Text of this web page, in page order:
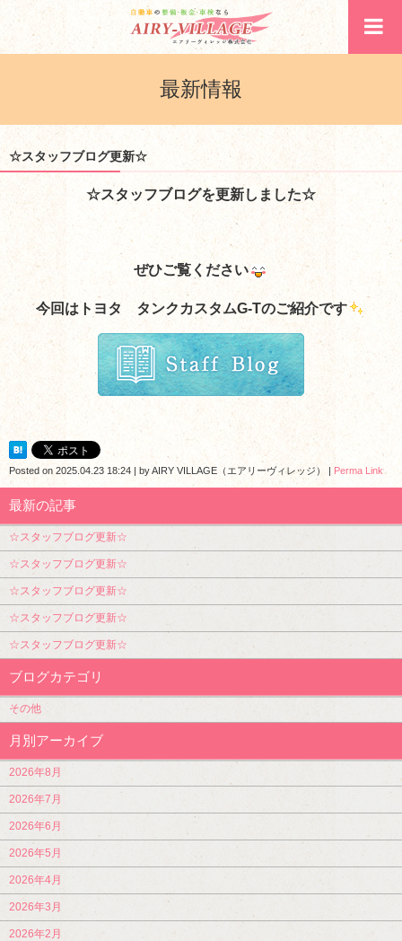
最新情報
☆スタッフブログ更新☆
☆スタッフブログを更新しました☆
ぜひご覧ください
今回はトヨタ タンクカスタムG-Tのご紹介です
Posted on 2025.04.23 18:24 | byAIRY VILLAGE（エアリーヴィレッジ） | Perma Link
最新の記事
☆スタッフブログ更新☆
☆スタッフブログ更新☆
☆スタッフブログ更新☆
☆スタッフブログ更新☆
☆スタッフブログ更新☆
ブログカテゴリ
その他
月別アーカイブ
2026年8月
2026年7月
2026年6月
2026年5月
2026年4月
2026年3月
2026年2月